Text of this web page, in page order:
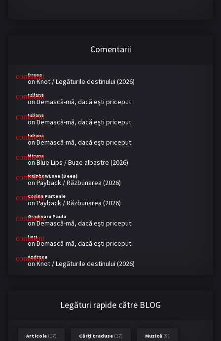
Comentarii
Dreea
onKnot / Legăturile destinului (2026)
Iuliana
onDemască-mă, dacă eşti priceput
Iuliana
onDemască-mă, dacă eşti priceput
Iuliana
onDemască-mă, dacă eşti priceput
Miruna
onBlue Lips / Buze albastre (2026)
RainbowLove (Deea)
onPayback / Răzbunarea (2026)
Corina Partenie
onPayback / Răzbunarea (2026)
Gradinaru Paula
onDemască-mă, dacă eşti priceput
Lori
onDemască-mă, dacă eşti priceput
Andreea
onKnot / Legăturile destinului (2026)
Legături rapide către BLOG
Articole (17) Cărți traduse (17) Muzică (9)